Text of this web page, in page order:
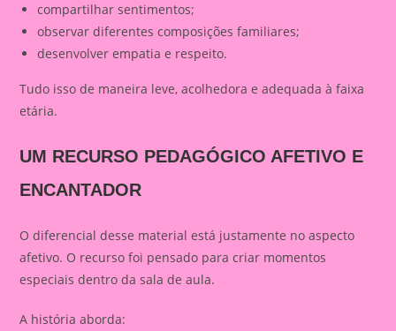
compartilhar sentimentos;
observar diferentes composições familiares;
desenvolver empatia e respeito.
Tudo isso de maneira leve, acolhedora e adequada à faixa
etária.
UM RECURSO PEDAGÓGICO AFETIVO E
ENCANTADOR
O diferencial desse material está justamente no aspecto
afetivo. O recurso foi pensado para criar momentos
especiais dentro da sala de aula.
A história aborda: